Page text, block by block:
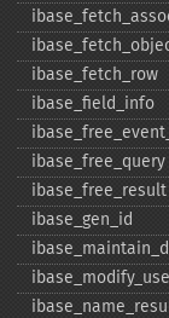
ibase_​fetch_​row
ibase_​field_​info
ibase_​free_​query
ibase_​free_​result
ibase_​gen_​id